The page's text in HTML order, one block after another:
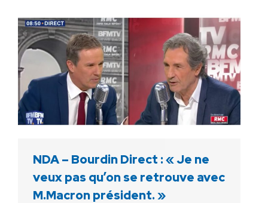
NDA – Bourdin Direct : « Je ne
veux pas qu’on se retrouve avec
M.Macron président. »